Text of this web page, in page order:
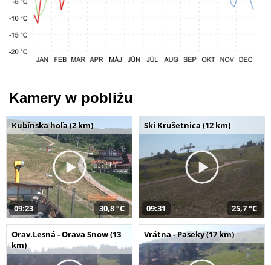
Kamery w pobliżu
Kubínska hoľa (2 km)
09:23 30,8 °C
Ski Krušetnica (12 km)
09:31 25,7 °C
Orav.Lesná - Orava Snow (13
km)
Vrátna - Paseky (17 km)